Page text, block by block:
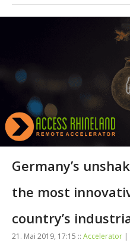
Germany’s
the most
country’s
21. Mai 2019, 17:15 :: Accelerator |